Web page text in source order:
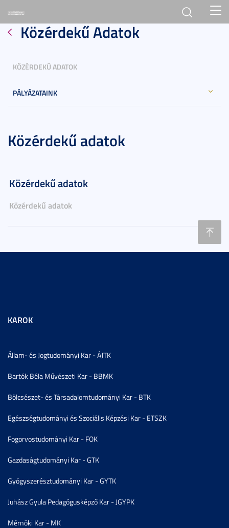
Közérdekű Adatok
KÖZÉRDEKŰ ADATOK
PÁLYÁZATAINK
Közérdekű adatok
Közérdekű adatok
Közérdekű adatok
KAROK
Állam- és Jogtudományi Kar - ÁJTK
Bartók Béla Művészeti Kar - BBMK
Bölcsészet- és Társadalomtudományi Kar - BTK
Egészségtudományi és Szociális Képzési Kar - ETSZK
Fogorvostudományi Kar - FOK
Gazdaságtudományi Kar - GTK
Gyógyszerésztudományi Kar - GYTK
Juhász Gyula Pedagógusképző Kar - JGYPK
Mérnöki Kar - MK